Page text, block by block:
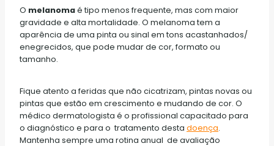
O melanomaé tipo menos frequente, mas com maior
gravidade e alta mortalidade. O melanoma tem a
aparência de uma pinta ou sinal em tons acastanhados/
enegrecidos, que pode mudar de cor, formato ou
tamanho.
Fique atento a feridas que não cicatrizam, pintas novas ou
pintas que estão em crescimento e mudando de cor. O
médico dermatologista é o profissional capacitado para
o diagnóstico e para o tratamento desta doença.
Mantenha sempre uma rotina anual de avaliação